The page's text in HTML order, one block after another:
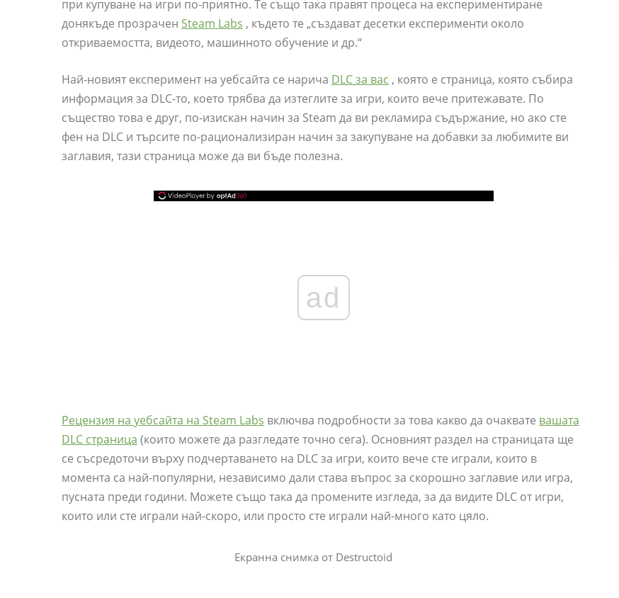
при купуване на игри по-приятно. Те също така правят процеса на експериментиране
донякъде прозрачен Steam Labs , където те „създават десетки експерименти около
откриваемостта, видеото, машинното обучение и др.“
Най-новият експеримент на уебсайта се нарича DLC за вас , която е страница, която събира
информация за DLC-то, което трябва да изтеглите за игри, които вече притежавате. По
същество това е друг, по-изискан начин за Steam да ви рекламира съдържание, но ако сте
фен на DLC и търсите по-рационализиран начин за закупуване на добавки за любимите ви
заглавия, тази страница може да ви бъде полезна.
ad
Рецензия на уебсайта на Steam Labs включва подробности за това какво да очаквате вашата
DLC страница (които можете да разгледате точно сега). Основният раздел на страницата ще
се съсредоточи върху подчертаването на DLC за игри, които вече сте играли, които в
момента са най-популярни, независимо дали става въпрос за скорошно заглавие или игра,
пусната преди години. Можете също така да промените изгледа, за да видите DLC от игри,
които или сте играли най-скоро, или просто сте играли най-много като цяло.
Екранна снимка от Destructoid